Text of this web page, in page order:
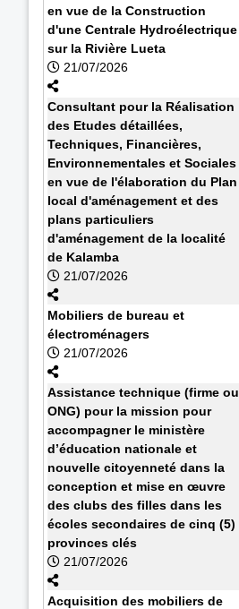
en vue de la Construction
d'une Centrale Hydroélectrique
sur la Rivière Lueta
21/07/2026
Consultant pour la Réalisation
des Etudes détaillées,
Techniques, Financières,
Environnementales et Sociales
en vue de l'élaboration du Plan
local d'aménagement et des
plans particuliers
d'aménagement de la localité
de Kalamba
21/07/2026
Mobiliers de bureau et
électroménagers
21/07/2026
Assistance technique (firme ou
ONG) pour la mission pour
accompagner le ministère
d’éducation nationale et
nouvelle citoyenneté dans la
conception et mise en œuvre
des clubs des filles dans les
écoles secondaires de cinq (5)
provinces clés
21/07/2026
Acquisition des mobiliers de